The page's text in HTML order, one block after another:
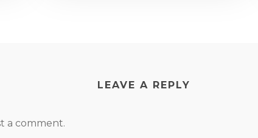
LEAVE A REPLY
a comment.